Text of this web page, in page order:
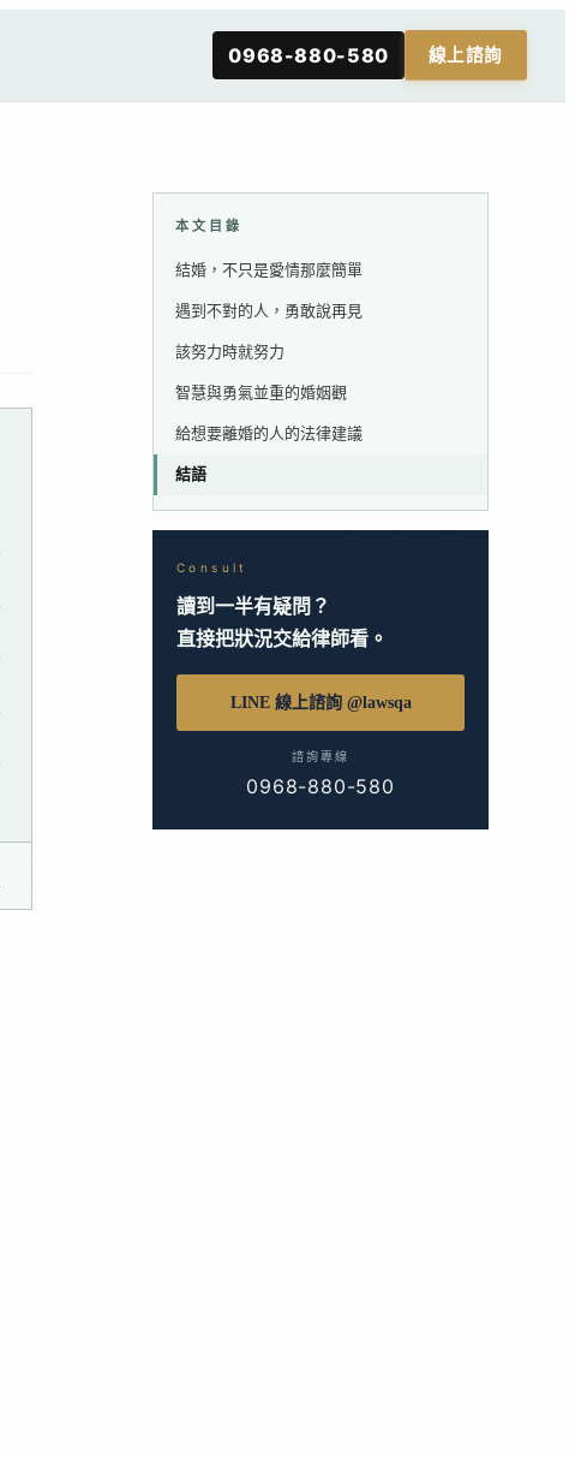
0968-880-580 線上諮詢
本文目錄
結婚，不只是愛情那麼簡單
遇到不對的人，勇敢說再見
該努力時就努力
智慧與勇氣並重的婚姻觀
給想要離婚的人的法律建議
結語
Consult
讀到一半有疑問？
直接把狀況交給律師看。
LINE 線上諮詢 @lawsqa
諮詢專線
0968-880-580